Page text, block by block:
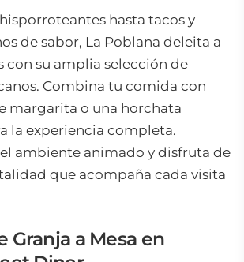
hasta tacos y
de sabor, La Poblana deleita a
con su amplia selección de
Combina tu comida con
margarita o una horchata
la experiencia completa.
ambiente animado y disfruta de
que acompaña cada visita
Granja a Mesa en